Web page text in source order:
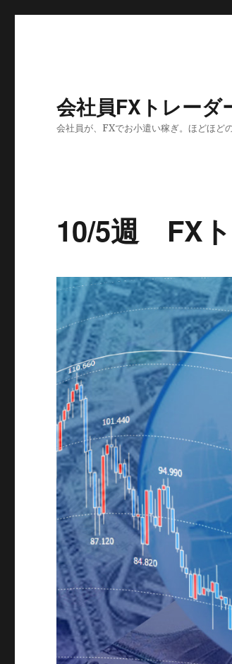
会社員FXトレーダ
会社員が、FXでお小遣い稼ぎ。ほどほど
10/5週 FX